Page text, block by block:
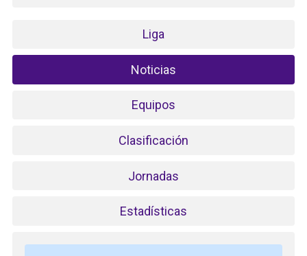
Liga
Noticias
Equipos
Clasificación
Jornadas
Estadísticas